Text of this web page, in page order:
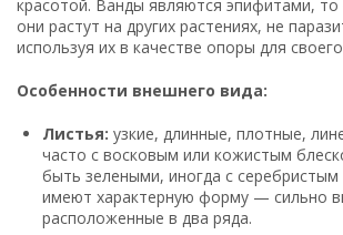
красотой. Ванды являются эпифитами, то
они растут на других растениях, не
используя их в качестве опоры для
Особенности внешнего вида:
Листья: узкие, длинные, плотные,
часто с восковым или кожистым
быть зелеными, иногда с
имеют характерную форму — сильно
расположенные в два ряда.